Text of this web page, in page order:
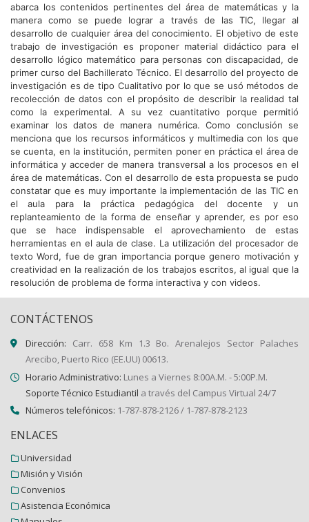
abarca los contenidos pertinentes del área de matemáticas y la
manera como se puede lograr a través de las TIC, llegar al
desarrollo de cualquier área del conocimiento. El objetivo de este
trabajo de investigación es proponer material didáctico para el
desarrollo lógico matemático para personas con discapacidad, de
primer curso del Bachillerato Técnico. El desarrollo del proyecto de
investigación es de tipo Cualitativo por lo que se usó métodos de
recolección de datos con el propósito de describir la realidad tal
como la experimental. A su vez cuantitativo porque permitió
examinar los datos de manera numérica. Como conclusión se
menciona que los recursos informáticos y multimedia con los que
se cuenta, en la institución, permiten poner en práctica el área de
informática y acceder de manera transversal a los procesos en el
área de matemáticas. Con el desarrollo de esta propuesta se pudo
constatar que es muy importante la implementación de las TIC en
el aula para la práctica pedagógica del docente y un
replanteamiento de la forma de enseñar y aprender, es por eso
que se hace indispensable el aprovechamiento de estas
herramientas en el aula de clase. La utilización del procesador de
texto Word, fue de gran importancia porque genero motivación y
creatividad en la realización de los trabajos escritos, al igual que la
resolución de problema de forma interactiva y con videos.
CONTÁCTENOS
Dirección: Carr. 658 Km 1.3 Bo. Arenalejos Sector Palaches
Arecibo, Puerto Rico (EE.UU) 00613.
Horario Administrativo: Lunes a Viernes 8:00A.M. - 5:00P.M.
Soporte Técnico Estudiantil a través del Campus Virtual 24/7
Números telefónicos: 1-787-878-2126 / 1-787-878-2123
ENLACES
Universidad
Misión y Visión
Convenios
Asistencia Económica